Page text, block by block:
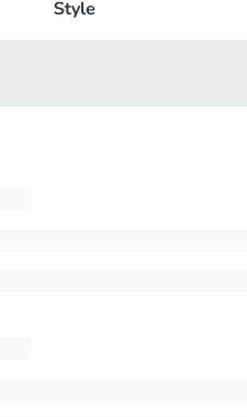
Style